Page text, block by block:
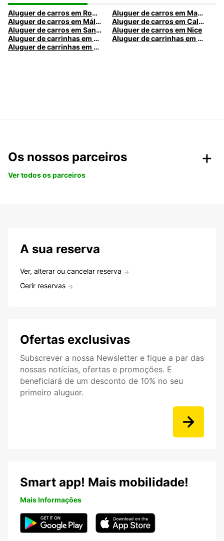
Aluguer de carros em Roma
Aluguer de carros em Madrid
Aluguer de carros em Málaga
Aluguer de carros em Caldas da Rainha
Aluguer de carros em Santa Maria da Feira
Aluguer de carros em Nice
Aluguer de carrinhas em Nice
Aluguer de carrinhas em Santa Maria da Feira
Aluguer de carrinhas em Caldas da Rainha
Os nossos parceiros
Ver todos os parceiros
A sua reserva
Ver, alterar ou cancelar reserva
Gerir reservas
Ofertas exclusivas
Subscrever a nossa Newsletter e fique a par das
nossas notícias, ofertas e promoções. E
beneficiará de um desconto de 10% no seu
primeiro aluguer.
Smart app! Mais mobilidade!
Mais Informações